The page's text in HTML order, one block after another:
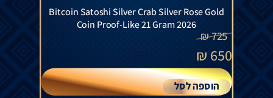
Bitcoin Satoshi Silver Crab Silver Rose Gold
Coin Proof-Like 21 Gram 2026
725
₪
650
₪
הוספה לסל